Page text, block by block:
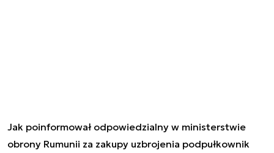
Jak poinformował odpowiedzialny w ministerstwie
obrony Rumunii za zakupy uzbrojenia podpułkownik